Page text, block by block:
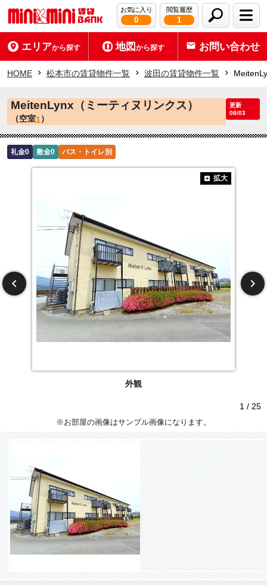
お気に入り
0
閲覧履歴
1
エリアから探す 地図から探す お問い合わせ
HOME 松本市の賃貸物件一覧 波田の賃貸物件一覧
MeitenLynx（ミーティヌリンクス）
（空室1）
更新
08/03
礼金0 敷金0 バス・トイレ別
外観
拡大
1 / 25
※お部屋の画像はサンプル画像になります。